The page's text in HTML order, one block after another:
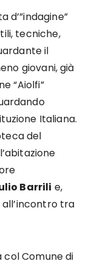
tecniche,
il
giovani, già
“Aiolfi”
Italiana.
del
Barrili e,
tra
col Comune di